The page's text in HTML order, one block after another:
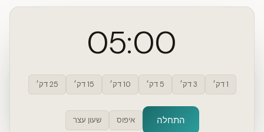
05:00
1 דק׳ 3 דק׳ 5 דק׳ 10 דק׳ 15 דק׳ 25 דק׳
התחלה איפוס שעון עצר